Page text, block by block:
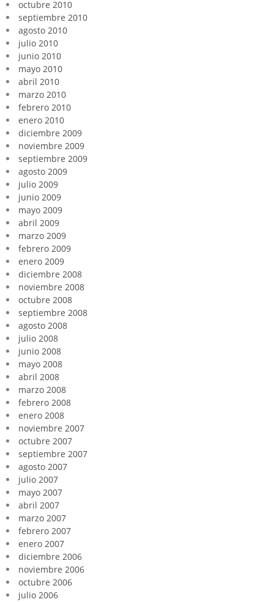
octubre 2010
septiembre 2010
agosto 2010
julio 2010
junio 2010
mayo 2010
abril 2010
marzo 2010
febrero 2010
enero 2010
diciembre 2009
noviembre 2009
septiembre 2009
agosto 2009
julio 2009
junio 2009
mayo 2009
abril 2009
marzo 2009
febrero 2009
enero 2009
diciembre 2008
noviembre 2008
octubre 2008
septiembre 2008
agosto 2008
julio 2008
junio 2008
mayo 2008
abril 2008
marzo 2008
febrero 2008
enero 2008
noviembre 2007
octubre 2007
septiembre 2007
agosto 2007
julio 2007
mayo 2007
abril 2007
marzo 2007
febrero 2007
enero 2007
diciembre 2006
noviembre 2006
octubre 2006
julio 2006